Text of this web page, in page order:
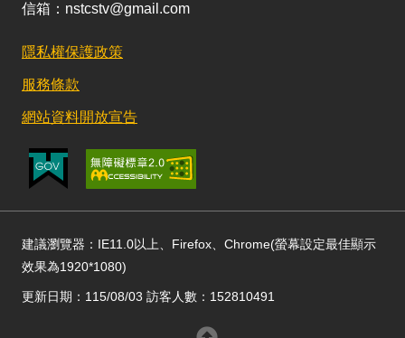
信箱：nstcstv@gmail.com
隱私權保護政策
服務條款
網站資料開放宣告
建議瀏覽器：IE11.0以上、Firefox、Chrome(螢幕設定最佳顯示
效果為1920*1080)
更新日期：115/08/03 訪客人數：152810491